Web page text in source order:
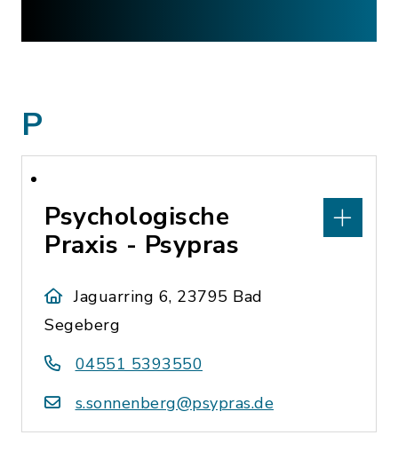
P
Psychologische
Praxis - Psypras
Jaguarring 6, 23795 Bad
Segeberg
04551 5393550
s.sonnenberg@psypras.de